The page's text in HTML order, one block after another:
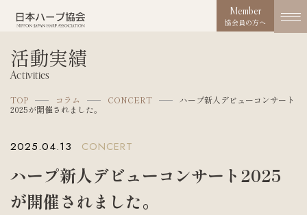
コンクール
Competition
Member
協会員の方へ
活動実績
Activities
TOP コラム CONCERT
ハープ新人デビューコンサート
2025が開催されました。
2025.04.13 CONCERT
ハープ新人デビューコンサート2025
が開催されました。